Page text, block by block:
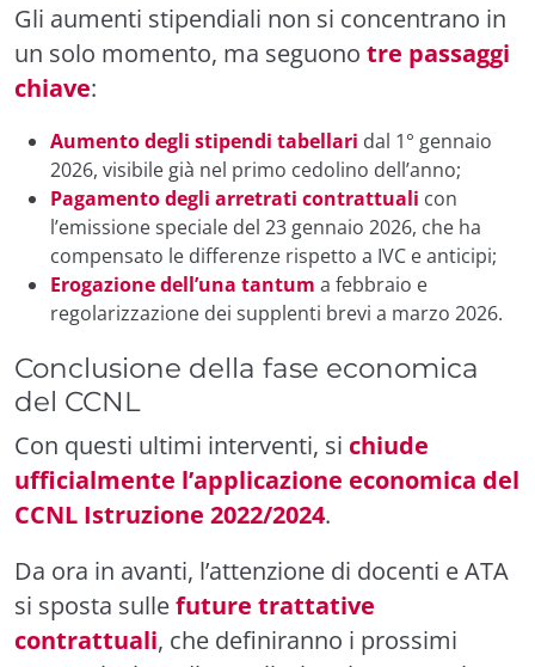
Gli aumenti stipendiali non si concentrano in
un solo momento, ma seguono tre passaggi
chiave:
Aumento degli stipendi tabellari dal 1° gennaio
2026, visibile già nel primo cedolino dell’anno;
Pagamento degli arretrati contrattuali con
l’emissione speciale del 23 gennaio 2026, che ha
compensato le differenze rispetto a IVC e anticipi;
Erogazione dell’una tantum a febbraio e
regolarizzazione dei supplenti brevi a marzo 2026.
Conclusione della fase economica
del CCNL
Con questi ultimi interventi, si chiude
ufficialmente l’applicazione economica del
CCNL Istruzione 2022/2024.
Da ora in avanti, l’attenzione di docenti e ATA
si sposta sullefuture trattative
contrattuali, che definiranno i prossimi